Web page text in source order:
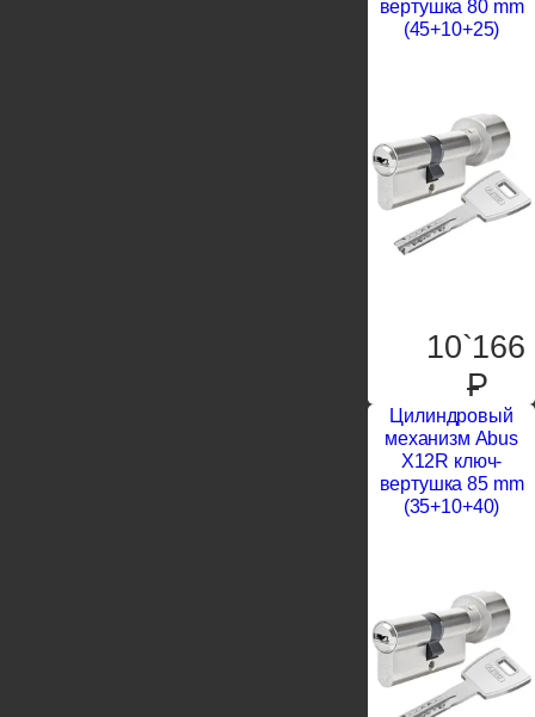
вертушка 80 mm
(45+10+25)
10`166
P
Цилиндровый
механизм Abus
X12R ключ-
вертушка 85 mm
(35+10+40)